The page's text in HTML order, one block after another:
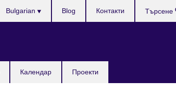
Календар Проекти
Bulgarian Blog Контакти